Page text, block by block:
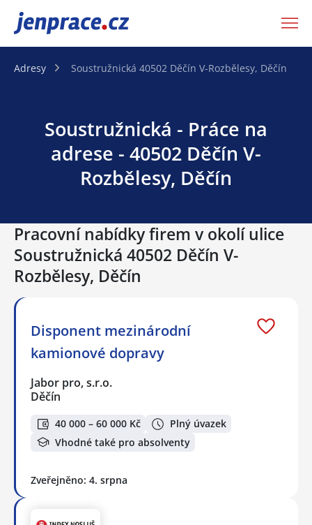
JenPráce.cz
Adresy Soustružnická 40502 Děčín V-Rozbělesy, Děčín
Soustružnická - Práce na
adrese - 40502 Děčín V-
Rozbělesy, Děčín
Pracovní nabídky firem v okolí ulice
Soustružnická 40502 Děčín V-
Rozbělesy, Děčín
Disponent mezinárodní
kamionové dopravy
Jabor pro, s.r.o.
Děčín
40 000 – 60 000 Kč
Plný úvazek
Vhodné také pro absolventy
Zveřejněno: 4. srpna